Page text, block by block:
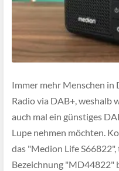
Immer mehr Menschen
Radio via DAB+, weshalb
auch mal ein günstiges
Lupe nehmen möchten.
das "Medion Life
Bezeichnung "MD44822"